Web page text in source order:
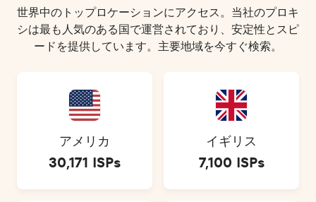
世界中のトップロケーションにアクセス。当社のプロキ
シは最も人気のある国で運営されており、安定性とスピ
ードを提供しています。主要地域を今すぐ検索。
アメリカ
30,171 ISPs
イギリス
7,100 ISPs